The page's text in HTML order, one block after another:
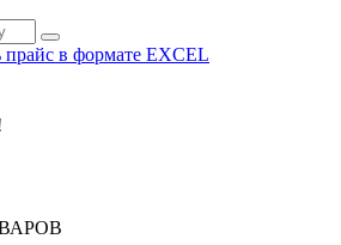
прайс в формате EXCEL